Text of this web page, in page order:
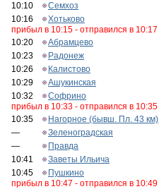
10:10
Семхоз
10:16
Хотьково
прибыл в 10:15 - отправился в 10:17
10:20
Абрамцево
10:23
Радонеж
10:26
Калистово
10:29
Ашукинская
10:32
Софрино
прибыл в 10:33 - отправился в 10:35
10:35
Нагорное (бывш. Пл. 43 км)
—
Зеленоградская
—
Правда
10:41
Заветы Ильича
10:45
Пушкино
прибыл в 10:47 - отправился в 10:49